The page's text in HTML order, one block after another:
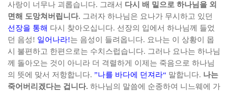
사랑이 너무나 괴롭습니다. 그래서 다시 배 밑으로 하나님을 외
면해 도망쳐버립니다. 그러자 하나님은 요나가 무시하고 있던
선장을 통해 다시 찾아오십니다. 선장의 입에서 하나님께 들었
던 음성! 일어나라!는 음성이 들려옵니다. 요나는 이 상황이 몹
시 불편하고 한편으로는 수치스럽습니다. 그러나 요나는 하나님
께 돌아오는 것이 아니라 더 격렬하게 이제는 죽음으로 하나님
의 뜻에 맞서 저항합니다. ”나를 바다에 던져라“ 말합니다. 나는
죽어버리겠다는 겁니다. 하나님의 말씀에 순종하여 니느웨에 가